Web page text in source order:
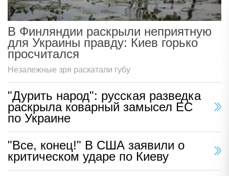
В Финляндии раскрыли неприятную
для Украины правду: Киев горько
просчитался
Незалежные зря раскатали губу
"Дурить народ": русская разведка
раскрыла коварный замысел ЕС
по Украине
"Все, конец!" В США заявили о
критическом ударе по Киеву